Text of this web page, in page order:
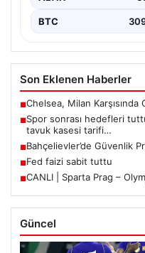
BTC
Son Eklenen Haberler
■Chelsea, Milan
■Spor sonrası hedefleri
tavuk kasesi tarifi…
■Bahçelievler’de Güvenlik
■Fed faizi sabit tuttu
■CANLI | Sparta Prag –
Güncel